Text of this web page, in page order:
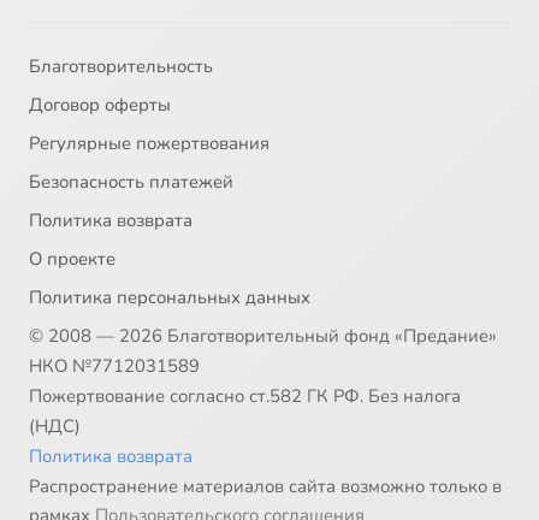
Благотворительность
Договор оферты
Регулярные пожертвования
Безопасность платежей
Политика возврата
О проекте
Политика персональных данных
© 2008 — 2026 Благотворительный фонд «Предание»
НКО №7712031589
Пожертвование согласно ст.582 ГК РФ. Без налога
(НДС)
Политика возврата
Распространение материалов сайта возможно только в